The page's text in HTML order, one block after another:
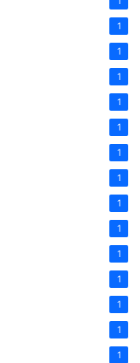
1
1
1
1
1
1
1
1
1
1
1
1
1
1